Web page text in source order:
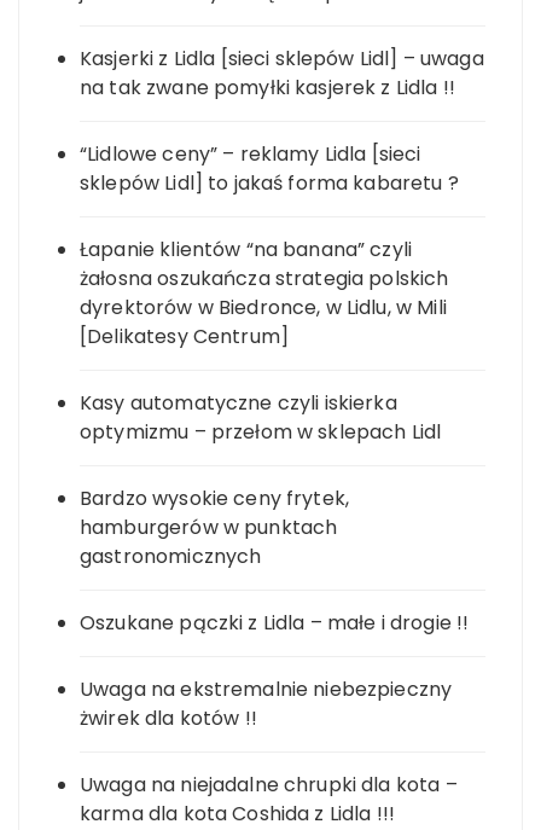
Kasjerki z Lidla [sieci sklepów Lidl] – uwaga
na tak zwane pomyłki kasjerek z Lidla !!
“Lidlowe ceny” – reklamy Lidla [sieci
sklepów Lidl] to jakaś forma kabaretu ?
Łapanie klientów “na banana” czyli
żałosna oszukańcza strategia polskich
dyrektorów w Biedronce, w Lidlu, w Mili
[Delikatesy Centrum]
Kasy automatyczne czyli iskierka
optymizmu – przełom w sklepach Lidl
Bardzo wysokie ceny frytek,
hamburgerów w punktach
gastronomicznych
Oszukane pączki z Lidla – małe i drogie !!
Uwaga na ekstremalnie niebezpieczny
żwirek dla kotów !!
Uwaga na niejadalne chrupki dla kota –
karma dla kota Coshida z Lidla !!!